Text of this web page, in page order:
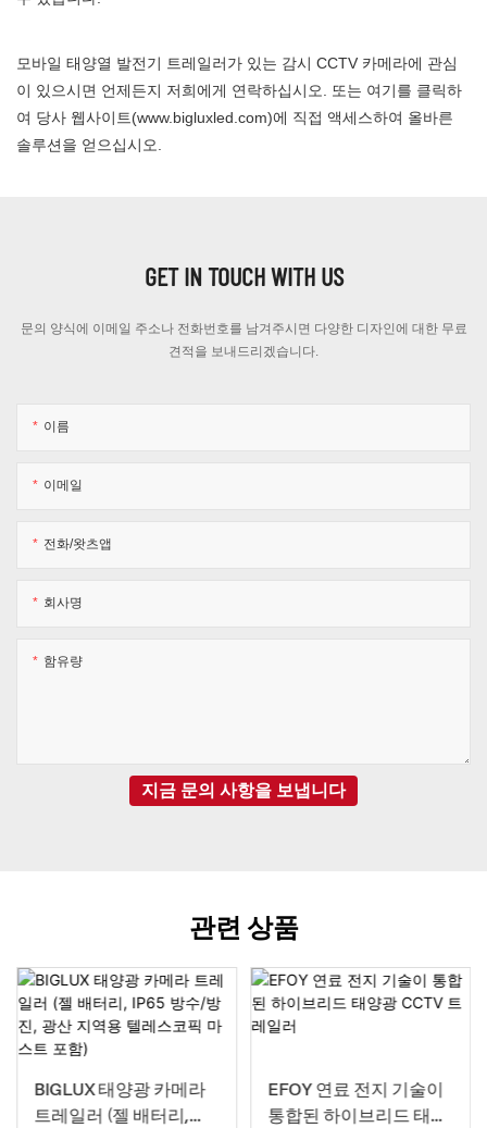
모바일 태양열 발전기 트레일러가 있는 감시 CCTV 카메라에 관심
이 있으시면 언제든지 저희에게 연락하십시오. 또는 여기를 클릭하
여 당사 웹사이트(www.bigluxled.com)에 직접 액세스하여 올바른
솔루션을 얻으십시오.
GET IN TOUCH WITH US
문의 양식에 이메일 주소나 전화번호를 남겨주시면 다양한 디자인에 대한 무료
견적을 보내드리겠습니다.
이름
이메일
전화/왓츠앱
회사명
함유량
지금 문의 사항을 보냅니다
관련 상품
BIGLUX 태양광 카메라
트레일러 (젤 배터리,
EFOY 연료 전지 기술이
통합된 하이브리드 태양